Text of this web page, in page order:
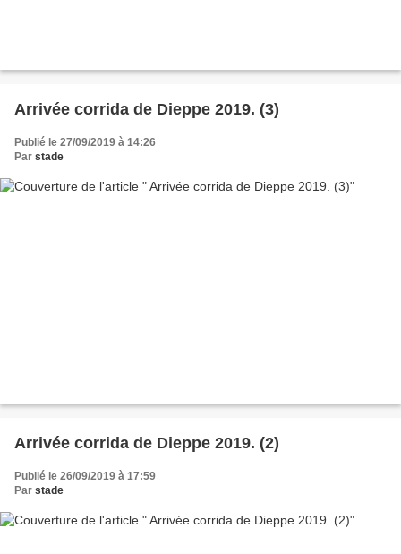
Arrivée corrida de Dieppe 2019. (3)
Publié le 27/09/2019 à 14:26
Par stade
Arrivée corrida de Dieppe 2019. (2)
Publié le 26/09/2019 à 17:59
Par stade